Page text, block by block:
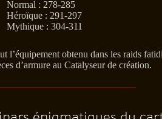
Normal : 278-285
Héroïque : 291-297
Mythique : 304-311
l’équipement obtenu dans les raids
d’armure au Catalyseur de création.